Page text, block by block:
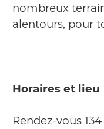
nombreux
alentours, pour
Horaires et lieu
Rendez-vous